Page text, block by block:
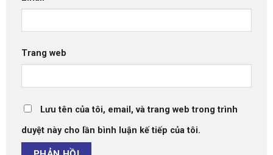
Trang web
Lưu tên của tôi, email, và trang web trong trình
duyệt này cho lần bình luận kế tiếp của tôi.